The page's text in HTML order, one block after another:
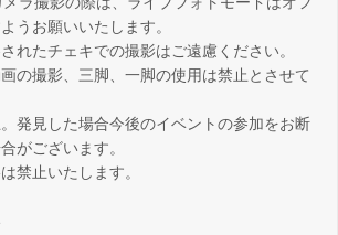
うお願いいたします。
れたチェキでの撮影はご遠慮ください。
の撮影、三脚、一脚の使用は禁止とさせて
発見した場合今後のイベントの参加をお断
がございます。
禁止いたします。